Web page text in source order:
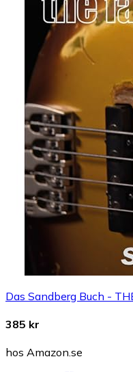
Das Sandberg Buch -
385 kr
hos Amazon.se